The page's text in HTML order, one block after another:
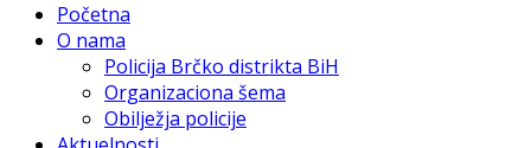
Početna
O nama
Policija Brčko distrikta BiH
Organizaciona šema
Obilježja policije